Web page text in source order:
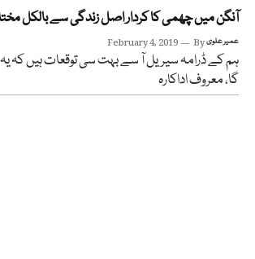
آنگن میں چھمی کا کردار اصل زندگی سے بالکل
February 4, 2019 Byعمیر علوی
ہم کے ڈرامہ سیریل آ سے بہت سی توقعات ہیں کہ
گا، معروف اداکارہ